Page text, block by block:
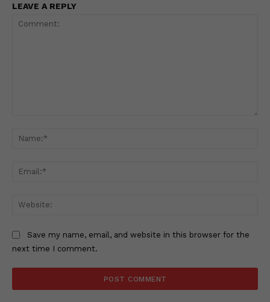
LEAVE A REPLY
Save my name, email, and website in this browser for the
next time I comment.